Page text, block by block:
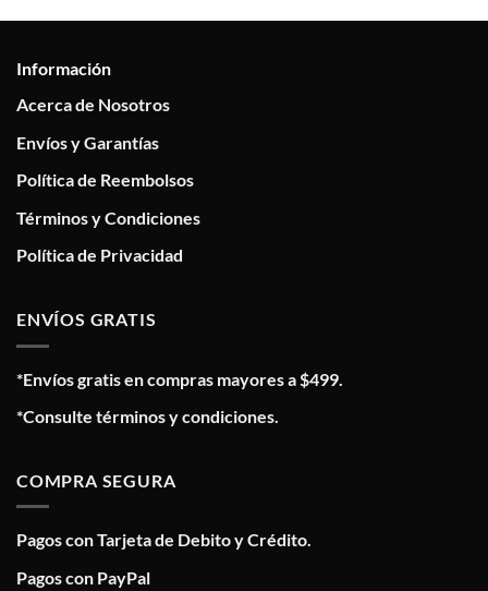
Información
Acerca de Nosotros
Envíos y Garantías
Política de Reembolsos
Términos y Condiciones
Política de Privacidad
ENVÍOS GRATIS
*Envíos gratis en compras mayores a $499.
*Consulte términos y condiciones.
COMPRA SEGURA
Pagos con Tarjeta de Debito y Crédito.
Pagos con PayPal